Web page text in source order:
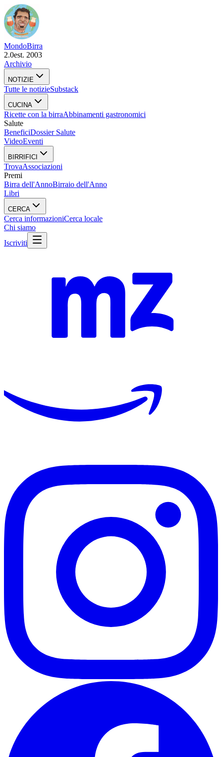
MondoBirra
2.0est. 2003
Archivio
NOTIZIE
Tutte le notizieSubstack
CUCINA
Ricette con la birraAbbinamenti gastronomici
Salute
BeneficiDossier Salute
VideoEventi
BIRRIFICI
TrovaAssociazioni
Premi
Birra dell'AnnoBirraio dell'Anno
Libri
CERCA
Cerca informazioniCerca locale
Chi siamo
Iscriviti